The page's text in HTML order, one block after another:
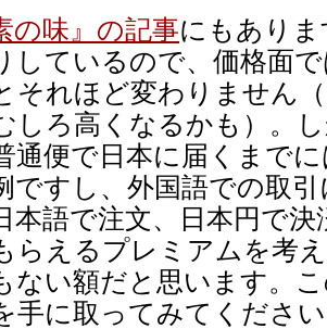
の味』の記事にもあり
しているので、価格面
それほど変わりません
しろ高くなるかも）。
通便で日本に届くまで
ですし、外国語での取
本語で注文、日本円で決
らえるプレミアムを考
ない額だと思います。
手に取ってみてくださ